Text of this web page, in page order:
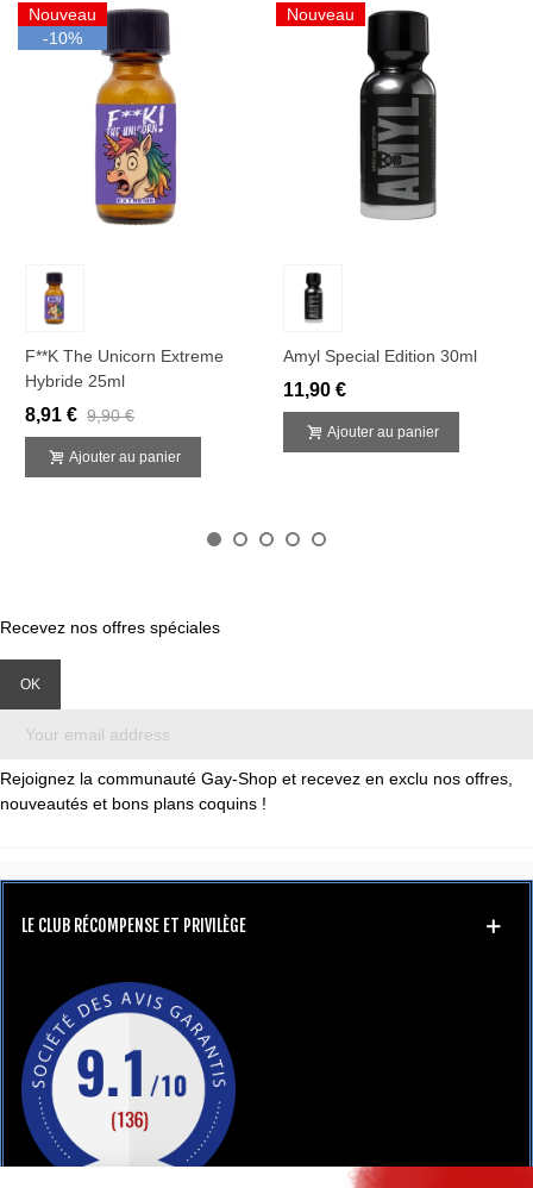
Nouveau
-10%
F**k The Unicorn Extreme
Hybride 25ml
8,91 € 9,90 €
Ajouter au panier
Nouveau
Amyl Special Edition 30ml
11,90 €
Ajouter au panier
Recevez nos offres spéciales
Rejoignez la communauté Gay-Shop et recevez en exclu nos offres,
nouveautés et bons plans coquins !
LE CLUB RÉCOMPENSE ET PRIVILÈGE